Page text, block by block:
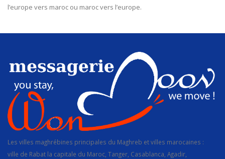
l’europe vers maroc ou maroc vers l’europe.
Les villes maghrébines principales du Maghreb et villes marocaines :
ville de Rabat la capitale du Maroc, Tanger, Casablanca, Agadir,